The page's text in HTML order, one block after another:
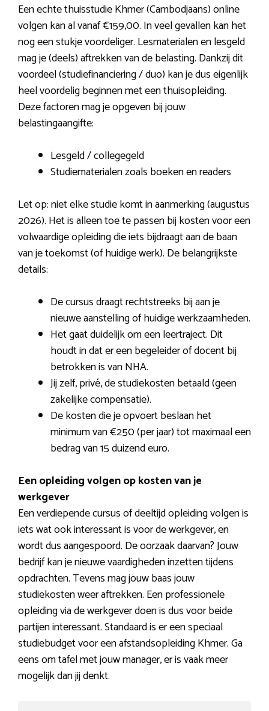
Een echte thuisstudie Khmer (Cambodjaans) online
volgen kan al vanaf €159,00. In veel gevallen kan het
nog een stukje voordeliger. Lesmaterialen en lesgeld
mag je (deels) aftrekken van de belasting. Dankzij dit
voordeel (studiefinanciering / duo) kan je dus eigenlijk
heel voordelig beginnen met een thuisopleiding.
Deze factoren mag je opgeven bij jouw
belastingaangifte:
Lesgeld / collegegeld
Studiematerialen zoals boeken en readers
Let op: niet elke studie komt in aanmerking (augustus
2026). Het is alleen toe te passen bij kosten voor een
volwaardige opleiding die iets bijdraagt aan de baan
van je toekomst (of huidige werk). De belangrijkste
details:
De cursus draagt rechtstreeks bij aan je
nieuwe aanstelling of huidige werkzaamheden.
Het gaat duidelijk om een leertraject. Dit
houdt in dat er een begeleider of docent bij
betrokken is van NHA.
Jij zelf, privé, de studiekosten betaald (geen
zakelijke compensatie).
De kosten die je opvoert beslaan het
minimum van €250 (per jaar) tot maximaal een
bedrag van 15 duizend euro.
Een opleiding volgen op kosten van je
werkgever
Een verdiepende cursus of deeltijd opleiding volgen is
iets wat ook interessant is voor de werkgever, en
wordt dus aangespoord. De oorzaak daarvan? Jouw
bedrijf kan je nieuwe vaardigheden inzetten tijdens
opdrachten. Tevens mag jouw baas jouw
studiekosten weer aftrekken. Een professionele
opleiding via de werkgever doen is dus voor beide
partijen interessant. Standaard is er een speciaal
studiebudget voor een afstandsopleiding Khmer. Ga
eens om tafel met jouw manager, er is vaak meer
mogelijk dan jij denkt.